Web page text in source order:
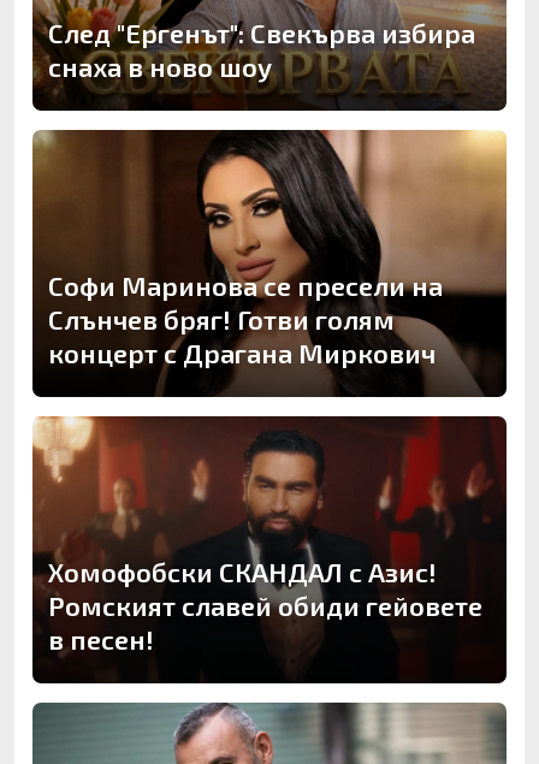
След "Ергенът": Свекърва избира
снаха в ново шоу
Софи Маринова се пресели на
Слънчев бряг! Готви голям
концерт с Драгана Миркович
Хомофобски СКАНДАЛ с Азис!
Ромският славей обиди гейовете
в песен!